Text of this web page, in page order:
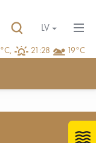
21:28 19°C
LV